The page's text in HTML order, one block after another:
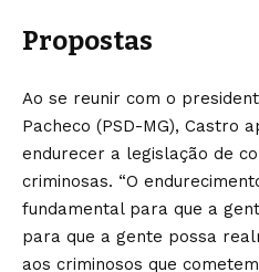
Propostas
Ao se reunir com o
Pacheco (PSD-MG), Castro
endurecer a legislação de
criminosas. “O
fundamental para que a
para que a gente possa
aos criminosos que